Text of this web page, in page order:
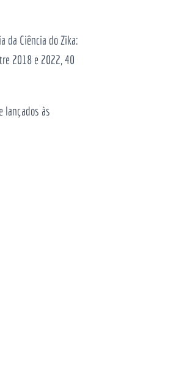
da Ciência do Zika:
2018 e 2022, 40
lançados às